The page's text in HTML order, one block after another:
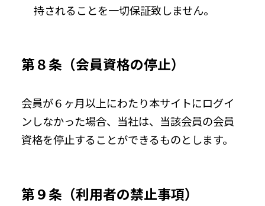
持されることを一切保証致しません。
第８条（会員資格の停止）
会員が６ヶ月以上にわたり本サイトにログイ
ンしなかった場合、当社は、当該会員の会員
資格を停止することができるものとします。
第９条（利用者の禁止事項）